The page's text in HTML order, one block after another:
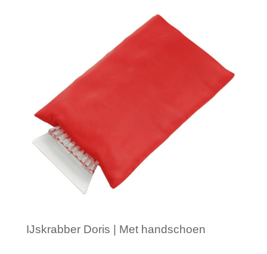
IJskrabber Doris | Met handschoen